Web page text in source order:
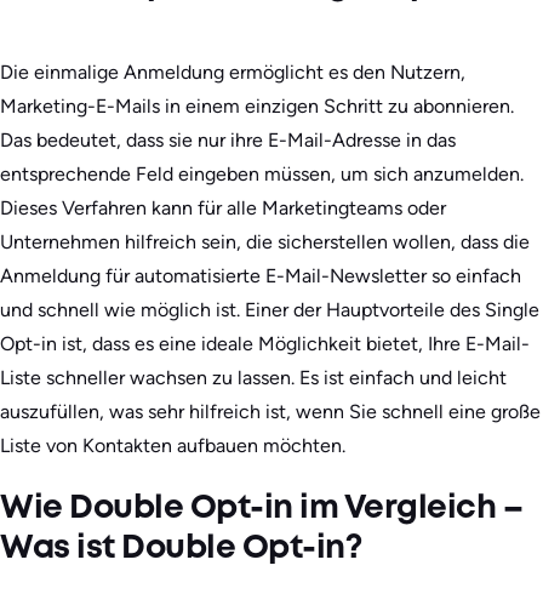
Die einmalige Anmeldung ermöglicht es den Nutzern,
Marketing-E-Mails in einem einzigen Schritt zu abonnieren.
Das bedeutet, dass sie nur ihre E-Mail-Adresse in das
entsprechende Feld eingeben müssen, um sich anzumelden.
Dieses Verfahren kann für alle Marketingteams oder
Unternehmen hilfreich sein, die sicherstellen wollen, dass die
Anmeldung für automatisierte E-Mail-Newsletter so einfach
und schnell wie möglich ist. Einer der Hauptvorteile des Single
Opt-in ist, dass es eine ideale Möglichkeit bietet, Ihre E-Mail-
Liste schneller wachsen zu lassen. Es ist einfach und leicht
auszufüllen, was sehr hilfreich ist, wenn Sie schnell eine große
Liste von Kontakten aufbauen möchten.
Wie Double Opt-in im Vergleich –
Was ist Double Opt-in?